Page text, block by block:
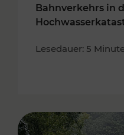
Bahnverkehrs in
Lesedauer: 5